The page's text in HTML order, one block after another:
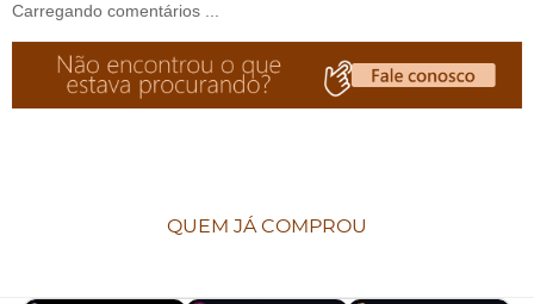
Carregando comentários ...
QUEM JÁ COMPROU